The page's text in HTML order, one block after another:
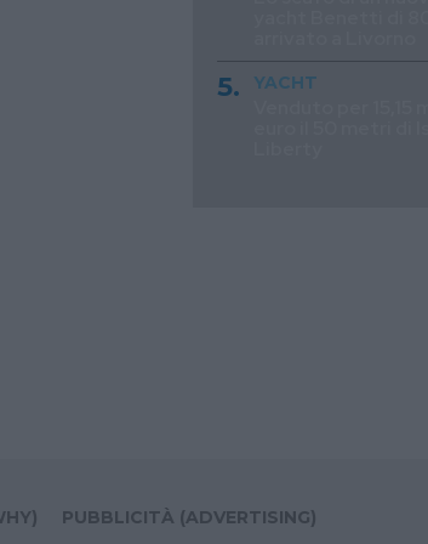
YACHT
PUBBLICITÀ (ADVERTISING)